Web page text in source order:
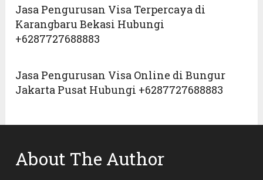
Jasa Pengurusan Visa Terpercaya di
Karangbaru Bekasi Hubungi
+6287727688883
Jasa Pengurusan Visa Online di Bungur
Jakarta Pusat Hubungi +6287727688883
About The Author